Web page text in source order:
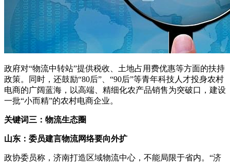
政府对“物流中转站”提供税收、土地占用费优惠等方面的扶持
政策。同时，还鼓励“80后”、“90后”等青年科技人才投身农村
电商的广阔蓝海，以高端、精细化农产品销售为突破口，建设
一批“小而精”的农村电商企业。
关键词三：物流生态圈
山东：委员建言物流网络要向外扩
政协委员称，济南打造区域物流中心，不能局限于省内。“济